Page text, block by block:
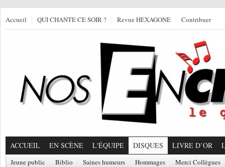
Accueil QUI CHANTE CE SOIR ? Revue HEXAGONE Contribuer
ACCUEIL EN SCÈNE L'ÉQUIPE DISQUES LIVRE D’OR
Jeune public Biblio Saines humeurs Hommages Merci Collègues